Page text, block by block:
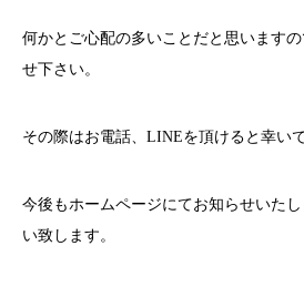
何かとご心配の多いことだと思います
せ下さい。
その際はお電話、 LINEを頂けると幸いで
今後もホームページにてお知らせいた
い致します。